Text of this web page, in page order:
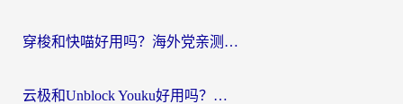
穿梭和快喵好用吗？海外党亲测：小众加速器对比+番茄加速器深度体验
云极和Unblock Youku好用吗？海外党亲测+2026回国加速器避坑指南